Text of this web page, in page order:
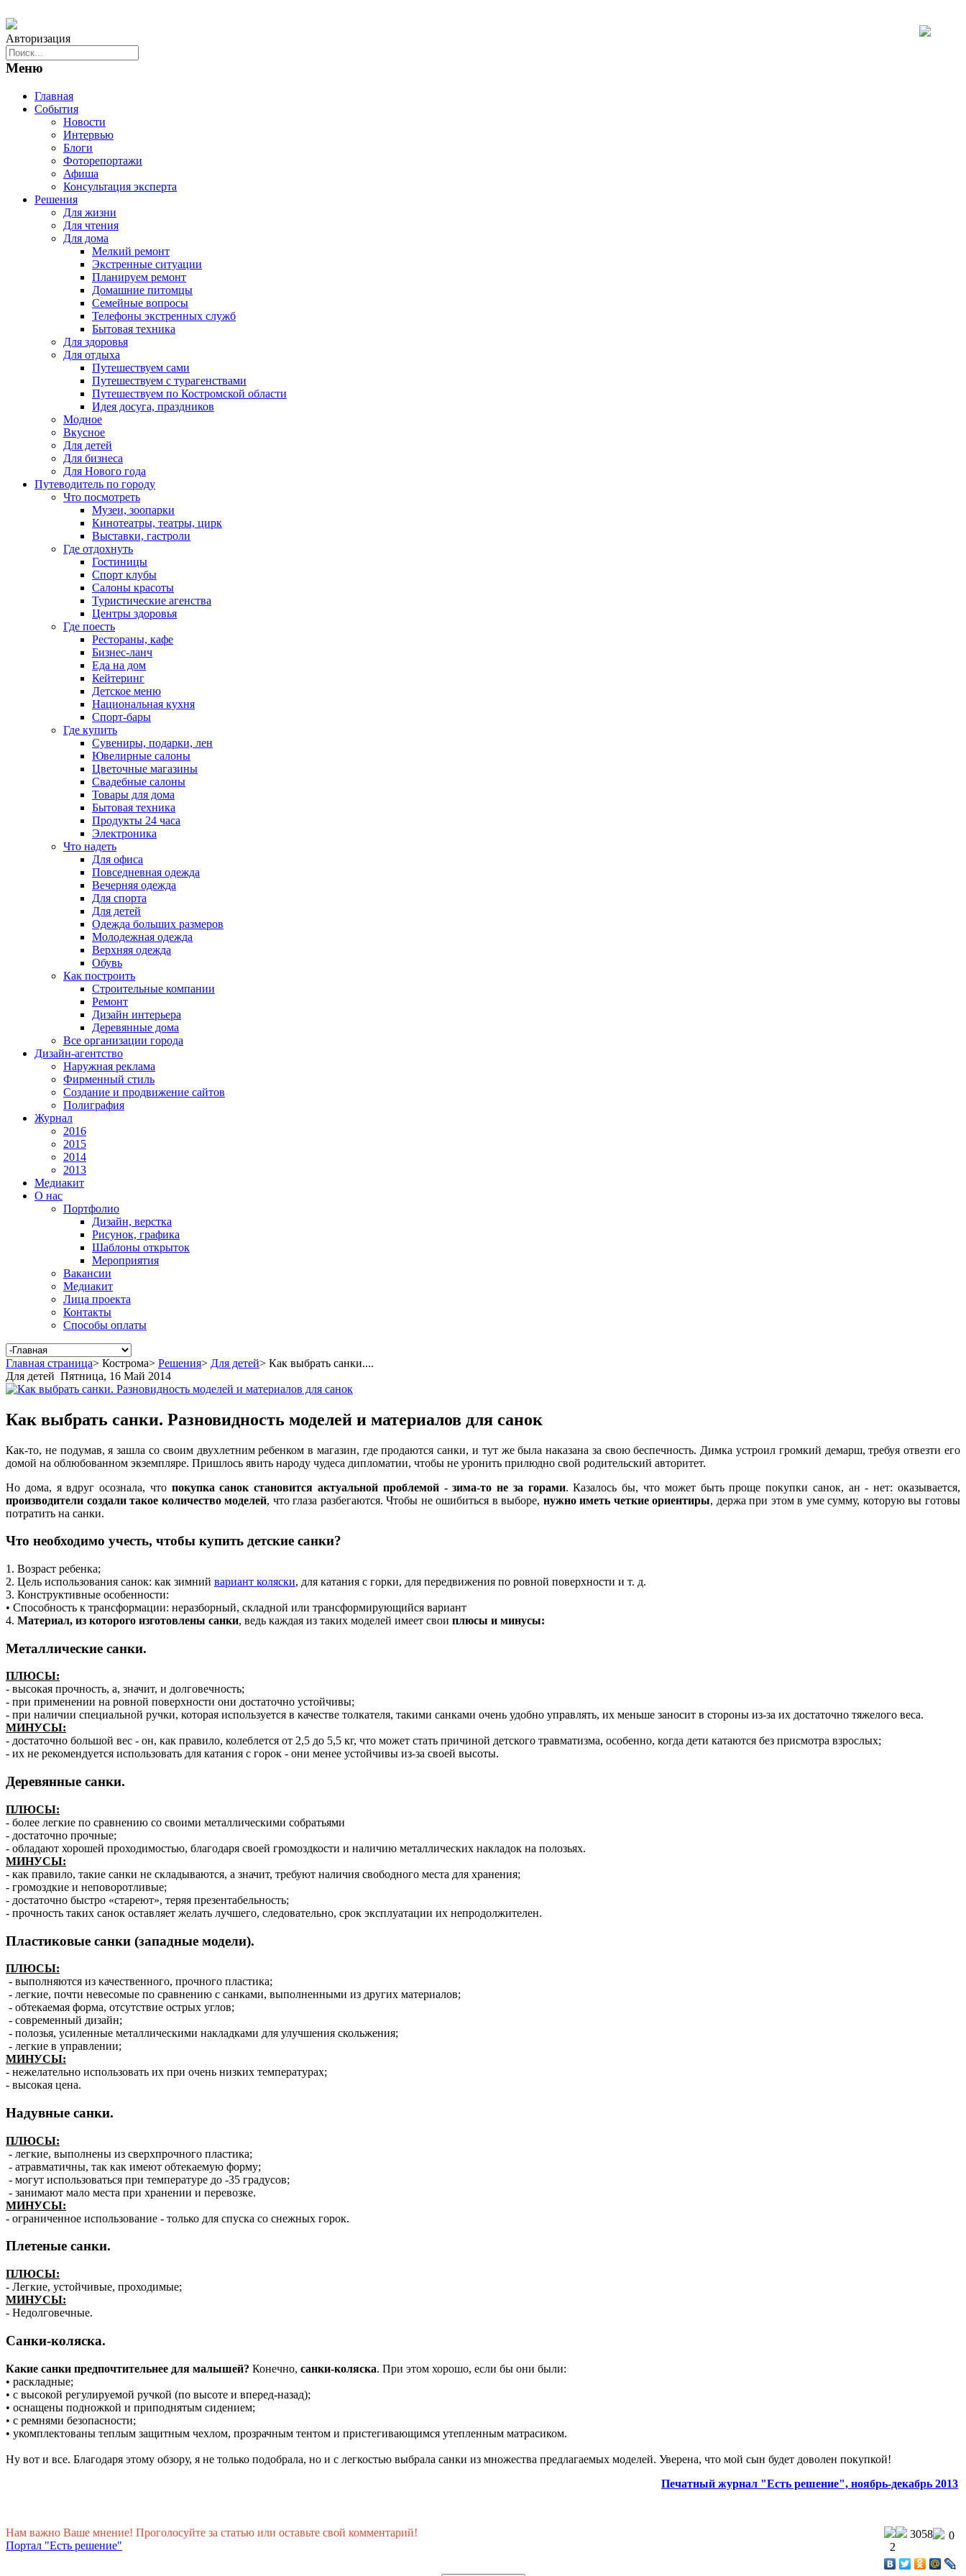
Авторизация
Меню
Главная
События
Новости
Интервью
Блоги
Фоторепортажи
Афиша
Консультация эксперта
Решения
Для жизни
Для чтения
Для дома
Мелкий ремонт
Экстренные ситуации
Планируем ремонт
Домашние питомцы
Семейные вопросы
Телефоны экстренных служб
Бытовая техника
Для здоровья
Для отдыха
Путешествуем сами
Путешествуем с турагенствами
Путешествуем по Костромской области
Идея досуга, праздников
Модное
Вкусное
Для детей
Для бизнеса
Для Нового года
Путеводитель по городу
Что посмотреть
Музеи, зоопарки
Кинотеатры, театры, цирк
Выставки, гастроли
Где отдохнуть
Гостиницы
Спорт клубы
Салоны красоты
Туристические агенства
Центры здоровья
Где поесть
Рестораны, кафе
Бизнес-ланч
Еда на дом
Кейтеринг
Детское меню
Национальная кухня
Спорт-бары
Где купить
Сувениры, подарки, лен
Ювелирные салоны
Цветочные магазины
Свадебные салоны
Товары для дома
Бытовая техника
Продукты 24 часа
Электроника
Что надеть
Для офиса
Повседневная одежда
Вечерняя одежда
Для спорта
Для детей
Одежда больших размеров
Молодежная одежда
Верхняя одежда
Обувь
Как построить
Строительные компании
Ремонт
Дизайн интерьера
Деревянные дома
Все организации города
Дизайн-агентство
Наружная реклама
Фирменный стиль
Создание и продвижение сайтов
Полиграфия
Журнал
2016
2015
2014
2013
Медиакит
О нас
Портфолио
Дизайн, верстка
Рисунок, графика
Шаблоны открыток
Мероприятия
Вакансии
Медиакит
Лица проекта
Контакты
Способы оплаты
Главная страница> Кострома> Решения> Для детей> Как выбрать санки....
Для детей Пятница, 16 Май 2014
Как выбрать санки. Разновидность моделей и материалов для санок
Как-то, не подумав, я зашла со своим двухлетним ребенком в магазин, где продаются санки, и тут же была наказана за свою беспечность. Димка устроил громкий демарш, требуя отвезти его
домой на облюбованном экземпляре. Пришлось явить народу чудеса дипломатии, чтобы не уронить прилюдно свой родительский авторитет.
Но дома, я вдруг осознала, что покупка санок становится актуальной проблемой - зима-то не за горами. Казалось бы, что может быть проще покупки санок, ан - нет: оказывается,
производители создали такое количество моделей, что глаза разбегаются. Чтобы не ошибиться в выборе, нужно иметь четкие ориентиры, держа при этом в уме сумму, которую вы готовы
потратить на санки.
Что необходимо учесть, чтобы купить детские санки?
1. Возраст ребенка;
2. Цель использования санок: как зимний вариант коляски, для катания с горки, для передвижения по ровной поверхности и т. д.
3. Конструктивные особенности:
• Способность к трансформации: неразборный, складной или трансформирующийся вариант
4. Материал, из которого изготовлены санки, ведь каждая из таких моделей имеет свои плюсы и минусы:
Металлические санки.
ПЛЮСЫ:
- высокая прочность, а, значит, и долговечность;
- при применении на ровной поверхности они достаточно устойчивы;
- при наличии специальной ручки, которая используется в качестве толкателя, такими санками очень удобно управлять, их меньше заносит в стороны из-за их достаточно тяжелого веса.
МИНУСЫ:
- достаточно большой вес - он, как правило, колеблется от 2,5 до 5,5 кг, что может стать причиной детского травматизма, особенно, когда дети катаются без присмотра взрослых;
- их не рекомендуется использовать для катания с горок - они менее устойчивы из-за своей высоты.
Деревянные санки.
ПЛЮСЫ:
- более легкие по сравнению со своими металлическими собратьями
- достаточно прочные;
- обладают хорошей проходимостью, благодаря своей громоздкости и наличию металлических накладок на полозьях.
МИНУСЫ:
- как правило, такие санки не складываются, а значит, требуют наличия свободного места для хранения;
- громоздкие и неповоротливые;
- достаточно быстро «стареют», теряя презентабельность;
- прочность таких санок оставляет желать лучшего, следовательно, срок эксплуатации их непродолжителен.
Пластиковые санки (западные модели).
ПЛЮСЫ:
- выполняются из качественного, прочного пластика;
- легкие, почти невесомые по сравнению с санками, выполненными из других материалов;
- обтекаемая форма, отсутствие острых углов;
- современный дизайн;
- полозья, усиленные металлическими накладками для улучшения скольжения;
- легкие в управлении;
МИНУСЫ:
- нежелательно использовать их при очень низких температурах;
- высокая цена.
Надувные санки.
ПЛЮСЫ:
- легкие, выполнены из сверхпрочного пластика;
- атравматичны, так как имеют обтекаемую форму;
- могут использоваться при температуре до -35 градусов;
- занимают мало места при хранении и перевозке.
МИНУСЫ:
- ограниченное использование - только для спуска со снежных горок.
Плетеные санки.
ПЛЮСЫ:
- Легкие, устойчивые, проходимые;
МИНУСЫ:
- Недолговечные.
Санки-коляска.
Какие санки предпочтительнее для малышей? Конечно, санки-коляска. При этом хорошо, если бы они были:
• раскладные;
• с высокой регулируемой ручкой (по высоте и вперед-назад);
• оснащены подножкой и приподнятым сидением;
• с ремнями безопасности;
• укомплектованы теплым защитным чехлом, прозрачным тентом и пристегивающимся утепленным матрасиком.
Ну вот и все. Благодаря этому обзору, я не только подобрала, но и с легкостью выбрала санки из множества предлагаемых моделей. Уверена, что мой сын будет доволен покупкой!
Печатный журнал "Есть решение", ноябрь-декабрь 2013
Нам важно Ваше мнение! Проголосуйте за статью или оставьте свой комментарий!
Портал "Есть решение"
0
3058
2